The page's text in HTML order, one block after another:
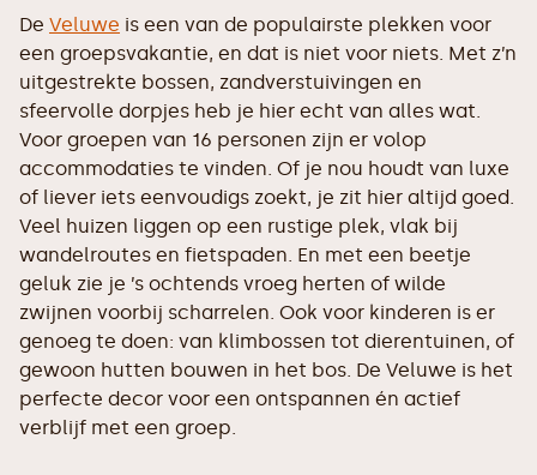
De Veluwe is een van de populairste plekken voor
een groepsvakantie, en dat is niet voor niets. Met z’n
uitgestrekte bossen, zandverstuivingen en
sfeervolle dorpjes heb je hier echt van alles wat.
Voor groepen van 16 personen zijn er volop
accommodaties te vinden. Of je nou houdt van luxe
of liever iets eenvoudigs zoekt, je zit hier altijd goed.
Veel huizen liggen op een rustige plek, vlak bij
wandelroutes en fietspaden. En met een beetje
geluk zie je ’s ochtends vroeg herten of wilde
zwijnen voorbij scharrelen. Ook voor kinderen is er
genoeg te doen: van klimbossen tot dierentuinen, of
gewoon hutten bouwen in het bos. De Veluwe is het
perfecte decor voor een ontspannen én actief
verblijf met een groep.